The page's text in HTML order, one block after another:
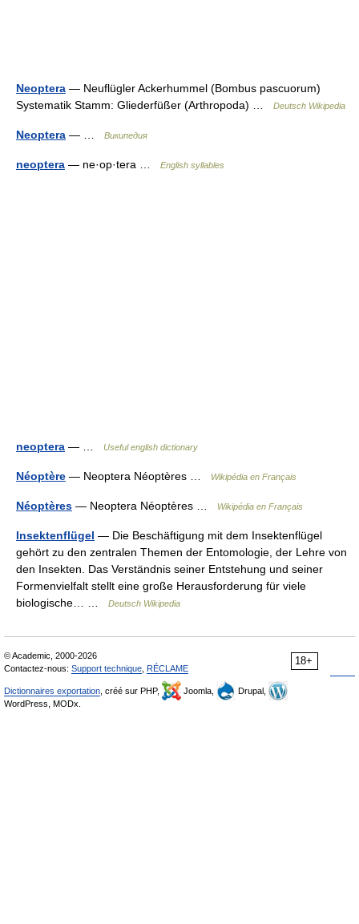
Neoptera — Neuflügler Ackerhummel (Bombus pascuorum)
Systematik Stamm: Gliederfüßer (Arthropoda) …
Deutsch Wikipedia
Neoptera — … Википедия
neoptera — ne·op·tera … English syllables
neoptera — … Useful english dictionary
Néoptère — Neoptera Néoptères … Wikipédia en Français
Néoptères — Neoptera Néoptères … Wikipédia en Français
Insektenflügel — Die Beschäftigung mit dem Insektenflügel
gehört zu den zentralen Themen der Entomologie, der Lehre von
den Insekten. Das Verständnis seiner Entstehung und seiner
Formenvielfalt stellt eine große Herausforderung für viele
biologische… …
Deutsch Wikipedia
18+
© Academic, 2000-2026
Contactez-nous: Support technique RÉCLAME
Dictionnaires exportation , créé sur PHP, Joomla,
Drupal,
WordPress, MODx.